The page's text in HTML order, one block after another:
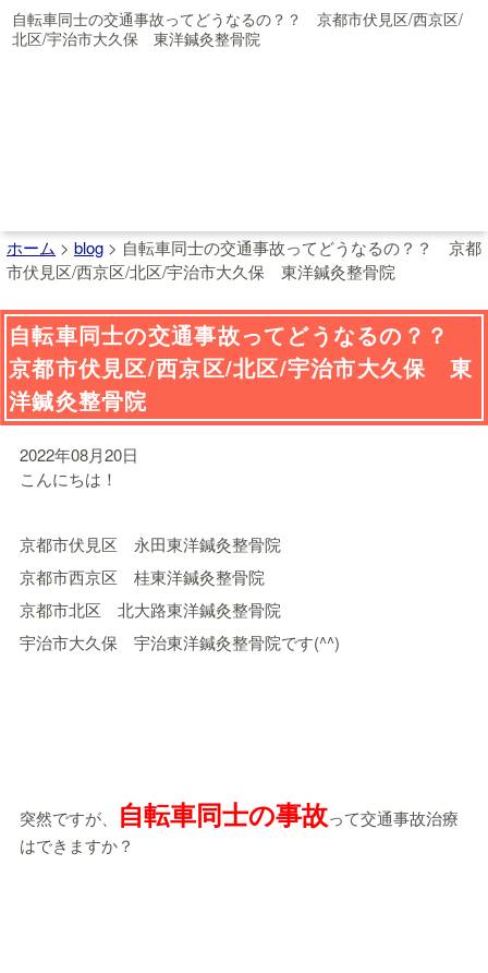
自転車同士の交通事故ってどうなるの？？ 京都市伏見区/西京区/
北区/宇治市大久保 東洋鍼灸整骨院
ホーム > blog > 自転車同士の交通事故ってどうなるの？？ 京都
市伏見区/西京区/北区/宇治市大久保 東洋鍼灸整骨院
自転車同士の交通事故ってどうなるの？？
京都市伏見区/西京区/北区/宇治市大久保 東
洋鍼灸整骨院
2022年08月20日
こんにちは！
京都市伏見区 永田東洋鍼灸整骨院
京都市西京区 桂東洋鍼灸整骨院
京都市北区 北大路東洋鍼灸整骨院
宇治市大久保 宇治東洋鍼灸整骨院です(^^)
突然ですが、 自転車同士の事故って交通事故治療
はできますか？